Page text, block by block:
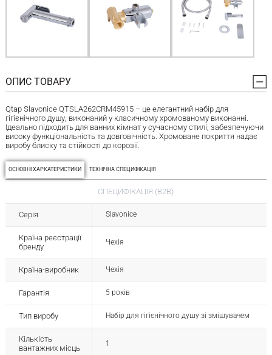
ОПИС ТОВАРУ
Qtap Slavonice QTSLA262CRM45915 – це елегантний набір для
гігієнічного душу, виконаний у класичному хромованому виконанні.
Ідеально підходить для ванних кімнат у сучасному стилі, забезпечуючи
високу функціональність та довговічність. Хромоване покриття надає
виробу блиску та стійкості до корозії.
ОСНОВНІ ХАРКАТЕРИСТИКИ ТЕХНІЧНА СПЕЦИФІКАЦІЯ
СПЕЦИФІКАЦІЯ (B2B)
Серія Slavonice
Країна реєстрації
бренду
Чехія
Країна-виробник Чехія
Гарантія 5 років
Тип виробу Набір для гігієнічного душу зі змішувачем
Кількість
вантажних місць
1